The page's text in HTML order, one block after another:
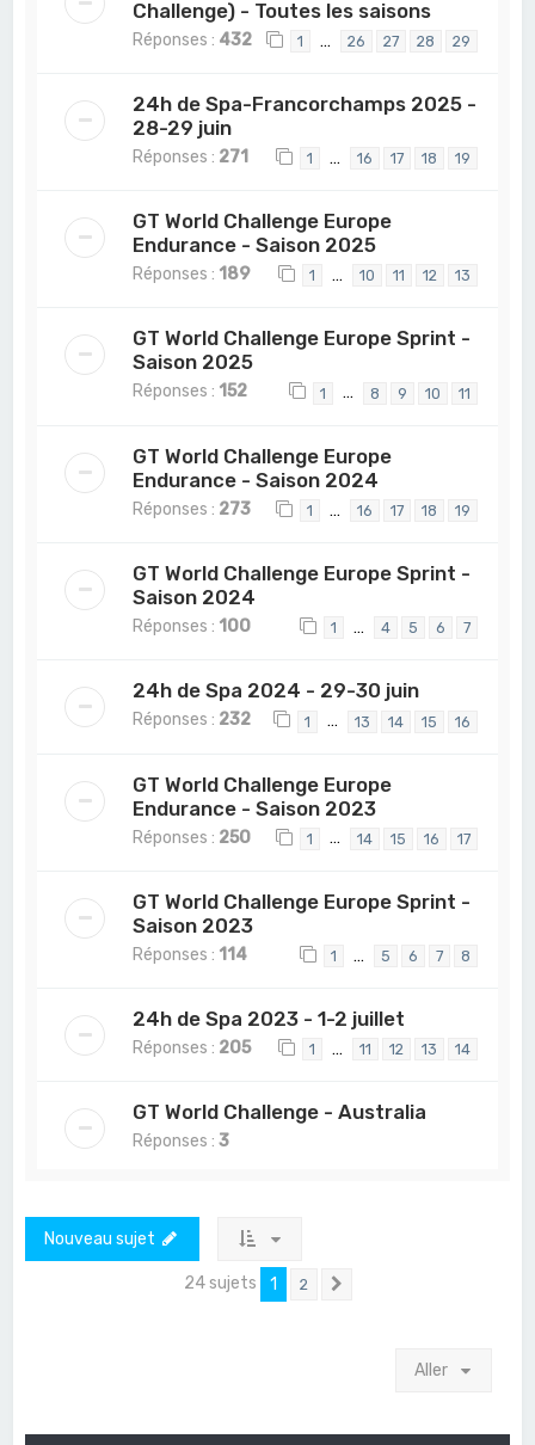
Challenge) - Toutes les saisons
Réponses : 432 1 … 26 27 28 29
24h de Spa-Francorchamps 2025 -
28-29 juin
Réponses : 271 1 … 16 17 18 19
GT World Challenge Europe
Endurance - Saison 2025
Réponses : 189 1 … 10 11 12 13
GT World Challenge Europe Sprint -
Saison 2025
Réponses : 152 1 … 8 9 10 11
GT World Challenge Europe
Endurance - Saison 2024
Réponses : 273 1 … 16 17 18 19
GT World Challenge Europe Sprint -
Saison 2024
Réponses : 100 1 … 4 5 6 7
24h de Spa 2024 - 29-30 juin
Réponses : 232 1 … 13 14 15 16
GT World Challenge Europe
Endurance - Saison 2023
Réponses : 250 1 … 14 15 16 17
GT World Challenge Europe Sprint -
Saison 2023
Réponses : 114 1 … 5 6 7 8
24h de Spa 2023 - 1-2 juillet
Réponses : 205 1 … 11 12 13 14
GT World Challenge - Australia
Réponses :3
Nouveau sujet
24 sujets 1 2
Aller